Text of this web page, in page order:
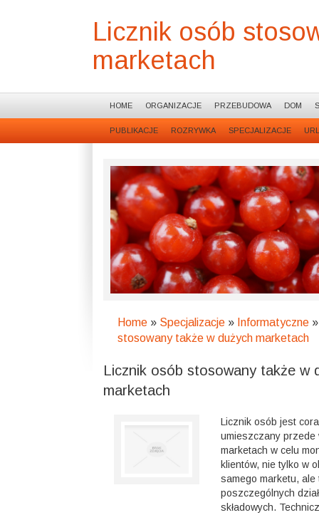
Licznik osób
marketach
HOME ORGANIZACJE PRZEBUDOWA DOM
PUBLIKACJE ROZRYWKA SPECJALIZACJE
Home » Specjalizacje » Informatyczne
stosowany także w dużych marketach
Licznik osób stosowany także w
marketach
Licznik osób jest
umieszczany przede
marketach w celu
klientów, nie tylko w
samego marketu, ale
poszczególnych
składowych.